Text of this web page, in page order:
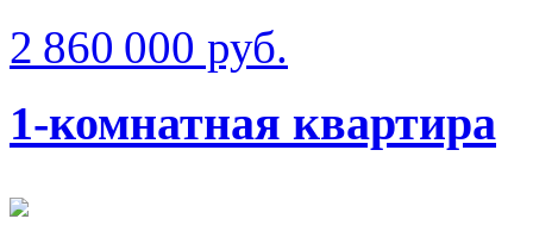
2 860 000 руб.
1-комнатная квартира